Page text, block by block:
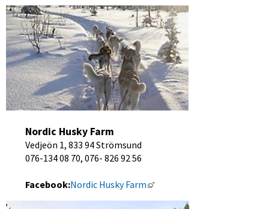
Nordic Husky Farm
Vedjeön 1, 833 94 Strömsund
076-134 08 70, 076- 826 92 56
Facebook:Nordic Husky Farm Länk till annan webbplats,